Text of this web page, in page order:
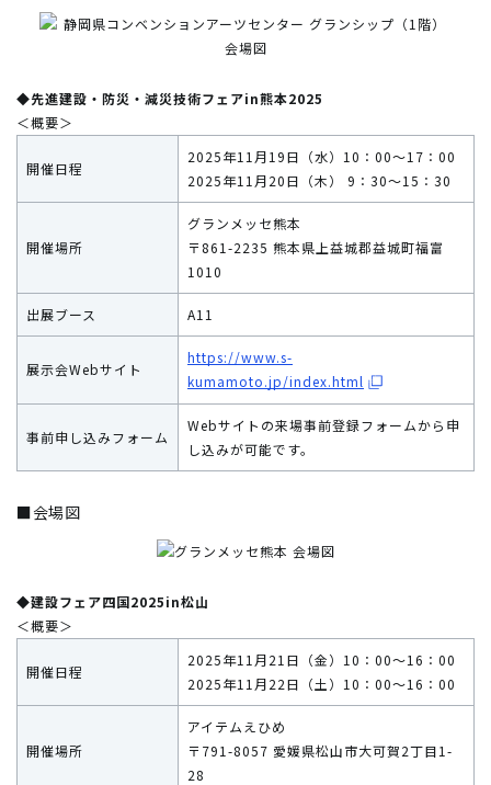
◆先進建設・防災・減災技術フェアin熊本2025
＜概要＞
開催日程
2025年11月19日（水）10：00～17：00
2025年11月20日（木） 9：30～15：30
開催場所
グランメッセ熊本
〒861-2235 熊本県上益城郡益城町福富
1010
出展ブース A11
展示会Webサイト
https://www.s-
kumamoto.jp/index.html
事前申し込みフォーム
Webサイトの来場事前登録フォームから申
し込みが可能です。
■会場図
◆建設フェア四国2025in松山
＜概要＞
開催日程
2025年11月21日（金）10：00～16：00
2025年11月22日（土）10：00～16：00
開催場所
アイテムえひめ
〒791-8057 愛媛県松山市大可賀2丁目1-
28